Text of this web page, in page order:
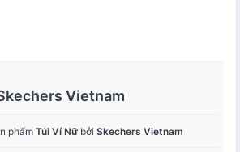
Vietnam
phẩmTúi Ví Nữbởi Skechers Vietnam